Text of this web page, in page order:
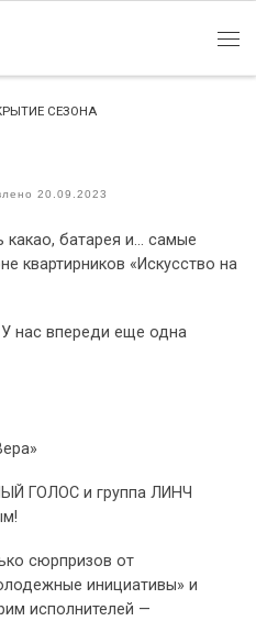
СЕЗОНА
20.09.2023
какао, батарея и… самые
квартирников «Искусство на
У нас впереди еще одна
ГОЛОС и группа ЛИНЧ
сюрпризов от
инициативы» и
исполнителей —